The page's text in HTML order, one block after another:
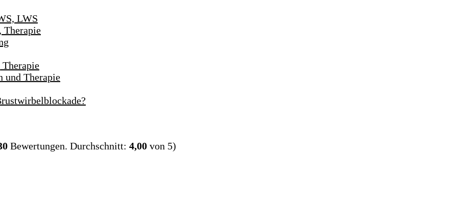
LWS
Therapie
Therapie
und Therapie
Bewertungen. Durchschnitt: 4,00 von 5)